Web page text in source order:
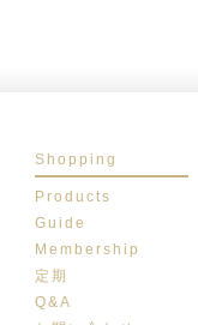
Shopping
Products
Guide
Membership
定期
Q&A